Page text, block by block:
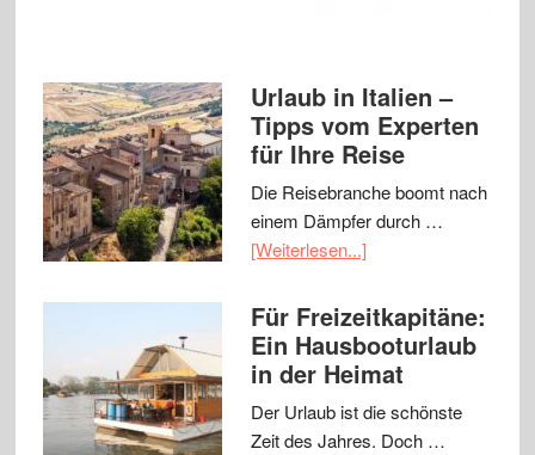
Urlaub in Italien –
Tipps vom Experten
für Ihre Reise
Die Reisebranche boomt nach
einem Dämpfer durch …
[Weiterlesen...]
Für Freizeitkapitäne:
Ein Hausbooturlaub
in der Heimat
Der Urlaub ist die schönste
Zeit des Jahres. Doch …